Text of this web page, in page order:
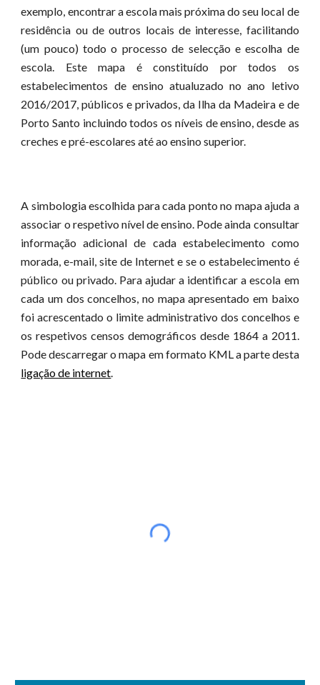
exemplo, encontrar a escola mais próxima do seu local de
residência ou de outros locais de interesse, facilitando
(um pouco) todo o processo de selecção e escolha de
escola. Este mapa é constituído por todos os
estabelecimentos de ensino atualuzado no ano letivo
2016/2017, públicos e privados, da Ilha da Madeira e de
Porto Santo incluindo todos os níveis de ensino, desde as
creches e pré-escolares até ao ensino superior.
A simbologia escolhida para cada ponto no mapa ajuda a
associar o respetivo nível de ensino. Pode ainda consultar
informação adicional de cada estabelecimento como
morada, e-mail, site de Internet e se o estabelecimento é
público ou privado. Para ajudar a identificar a escola em
cada um dos concelhos, no mapa apresentado em baixo
foi acrescentado o limite administrativo dos concelhos e
os respetivos censos demográficos desde 1864 a 2011.
Pode descarregar o mapa em formato KML a parte desta
ligação de internet.